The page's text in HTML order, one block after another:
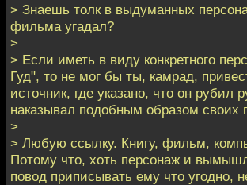
> Знаешь толк в выдуманных
фильма угадал?
>
> Если иметь в виду конкретного
Гуд", то не мог бы ты, камрад,
источник, где указано, что он рубил
наказывал подобным образом своих
>
> Любую ссылку. Книгу, фильм,
Потому что, хоть персонаж и
повод приписывать ему что угодно,